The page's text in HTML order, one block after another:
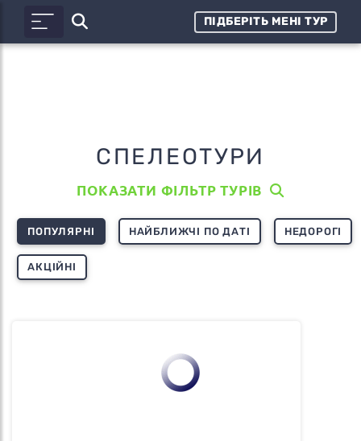
ПІДБЕРІТЬ МЕНІ ТУР
СПЕЛЕОТУРИ
ПОКАЗАТИ ФІЛЬТР ТУРІВ
ПОПУЛЯРНІ НАЙБЛИЖЧІ ПО ДАТІ НЕДОРОГІ
АКЦІЙНІ